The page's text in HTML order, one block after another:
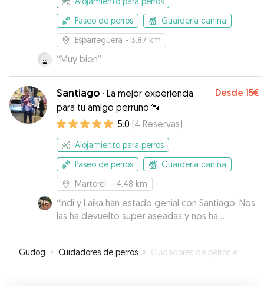
Paseo de perros
Guardería canina
Esparreguera - 3.87 km
“Muy bien”
Santiago · La mejor experiencia
para tu amigo perruno 🐾
Desde 15€
5.0 (4 Reservas)
Alojamiento para perros
Paseo de perros
Guardería canina
Martorell - 4.48 km
“Indi y Laika han estado genial con Santiago. Nos
las ha devuelto super aseadas y nos ha
mandado unas fotos muy chulas.”
Gudog » Cuidadores de perros » Cuidadores de perros en Abrera